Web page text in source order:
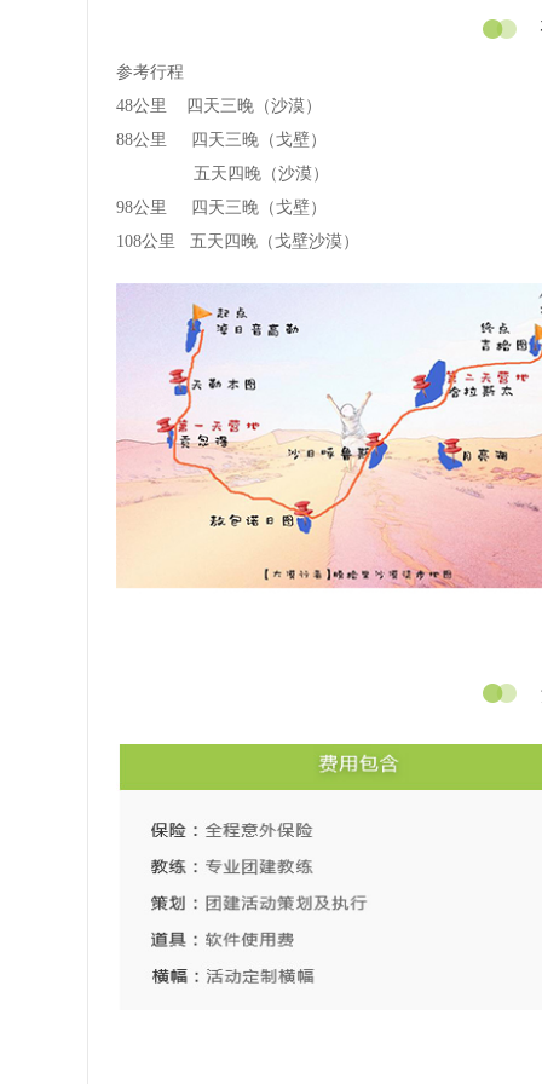
参考行程
48公里 四天三晚（沙漠）
88公里 四天三晚（戈壁）
五天四晚（沙漠）
98公里 四天三晚（戈壁）
108公里 五天四晚（戈壁沙漠）